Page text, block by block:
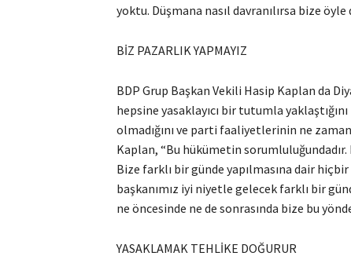
yoktu. Düşmana nasıl davranılırsa bize
BİZ PAZARLIK YAPMAYIZ
BDP Grup Başkan Vekili Hasip Kaplan da
hepsine yasaklayıcı bir tutumla
olmadığını ve parti faaliyetlerinin ne
Kaplan, “Bu hükümetin sorumluluğundadır.
Bize farklı bir günde yapılmasına dair
başkanımız iyi niyetle gelecek farklı bir
ne öncesinde ne de sonrasında bize bu
YASAKLAMAK TEHLİKE DOĞURUR